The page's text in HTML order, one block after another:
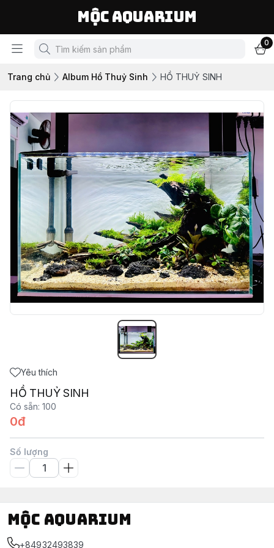
Mộc Aquarium
0
Trang chủ Album Hồ Thuỷ Sinh HỒ THUỶ SINH
Yêu thích
HỒ THUỶ SINH
Có sẵn: 100
0đ
Số lượng
Mộc Aquarium
+84932493839